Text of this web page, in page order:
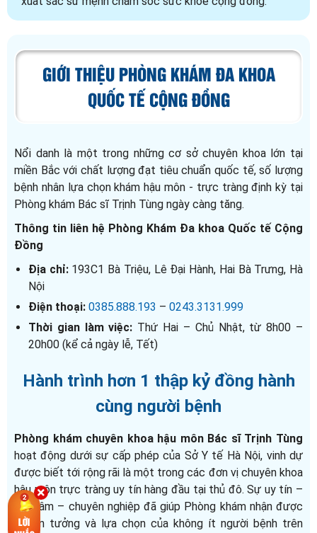
GIỚI THIỆU PHÒNG KHÁM ĐA KHOA
QUỐC TẾ CỘNG ĐỒNG
Nổi danh là một trong những cơ sở chuyên khoa lớn tại
miền Bắc với chất lượng đạt tiêu chuẩn quốc tế, số lượng
bệnh nhân lựa chọn khám hậu môn - trực tràng định kỳ tại
Phòng khám Bác sĩ Trịnh Tùng ngày càng tăng.
Thông tin liên hệ Phòng Khám Đa khoa Quốc tế Cộng
Đồng
Địa chỉ:193C1 Bà Triệu, Lê Đại Hành, Hai Bà Trưng, Hà
Nội
Điện thoại: 0385.888.193 – 0243.3131.999
Thời gian làm việc: Thứ Hai – Chủ Nhật, từ 8h00 –
20h00 (kể cả ngày lễ, Tết)
Hành trình hơn 1 thập kỷ đồng hành
cùng người bệnh
Phòng khám chuyên khoa hậu môn Bác sĩ Trịnh Tùng
hoạt động dưới sự cấp phép của Sở Y tế Hà Nội, vinh dự
được biết tới rộng rãi là một trong các đơn vị chuyên khoa
hậu môn trực tràng uy tín hàng đầu tại thủ đô. Sự uy tín –
tận tâm – chuyên nghiệp đã giúp Phòng khám nhận được
sự tin tưởng và lựa chọn của không ít người bệnh trên